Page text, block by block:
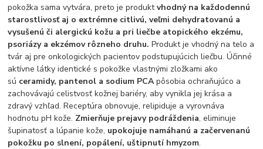
pokožka sama vytvára, preto je produktvhodný na každodennú
starostlivosť aj o extrémne citlivú, veľmi dehydratovanú a
vysušenú či alergickú kožu a pri liečbe atopického ekzému,
psoriázy a ekzémov rôzneho druhu. Produkt je vhodný na telo a
tvár aj pre onkologických pacientov podstupujúcich liečbu. Účinné
aktívne látky identické s pokožke vlastnými zložkami ako
sú ceramidy, pantenol a sodium PCApôsobia ochraňujúco a
zachovávajú celistvosť kožnej bariéry, aby vynikla jej krása a
zdravý vzhľad. Receptúra obnovuje, relipiduje a vyrovnáva
hodnotu pH kože. Zmierňuje prejavy podráždenia, eliminuje
šupinatosť a lúpanie kože, upokojuje namáhanú a začervenanú
pokožku po slnení, popálení, uštipnutí hmyzom.